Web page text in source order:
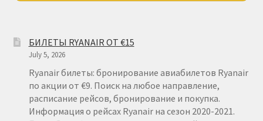
ДЕШЕВЫЕ АВИАБИЛЕТЫ В ЛОНДОН
ДЕШЕВЫЕ АВИАБИЛЕТЫ В МИЛАН
ДЕШЕВЫЕ АВИАБИЛЕТЫ В ПАРИЖ
БИЛЕТЫ RYANAIR ОТ €15
July 5, 2026
Ryanair билеты: бронирование авиабилетов Ryanair
по акции от €9. Поиск на любое направление,
расписание рейсов, бронирование и покупка.
Информация о рейсах Ryanair на сезон 2020-2021.